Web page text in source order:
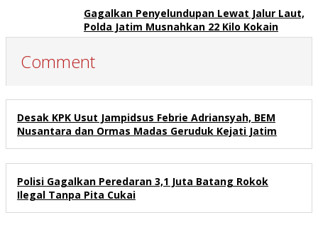
Gagalkan Penyelundupan Lewat Jalur Laut,
Polda Jatim Musnahkan 22 Kilo Kokain
Comment
Desak KPK Usut Jampidsus Febrie Adriansyah, BEM
Nusantara dan Ormas Madas Geruduk Kejati Jatim
Polisi Gagalkan Peredaran 3,1 Juta Batang Rokok
Ilegal Tanpa Pita Cukai